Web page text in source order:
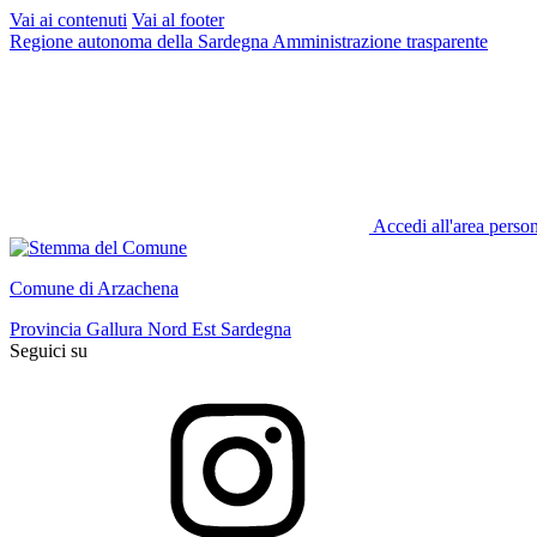
Vai ai contenuti Vai al footer
Regione autonoma della Sardegna Amministrazione trasparente
Accedi all'area
Comune di Arzachena
Provincia Gallura Nord Est Sardegna
Seguici su